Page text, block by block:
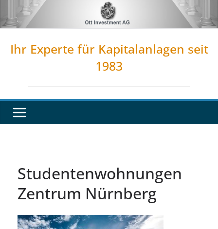
Inhalt
Ihr Experte für Kapitalanlagen seit
1983
Studentenwohnungen
Zentrum Nürnberg